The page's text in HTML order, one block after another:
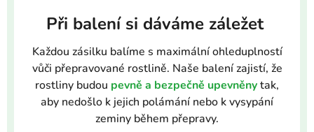
Při balení si dáváme záležet
Každou zásilku balíme s maximální ohleduplností
vůči přepravované rostlině. Naše balení zajistí, že
rostliny budou pevně a bezpečně upevněnytak,
aby nedošlo k jejich polámání nebo k vysypání
zeminy během přepravy.